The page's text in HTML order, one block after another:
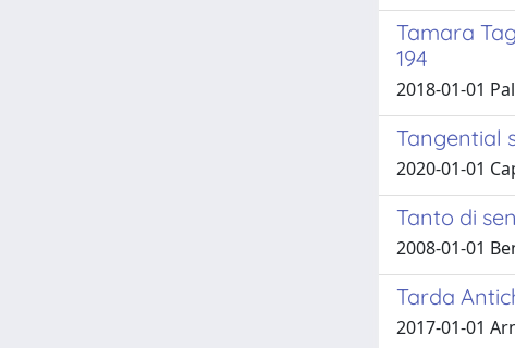
Tamara
194
2018-01-01
Tangential
2020-01-01
Tanto di
2008-01-01
Tarda
2017-01-01